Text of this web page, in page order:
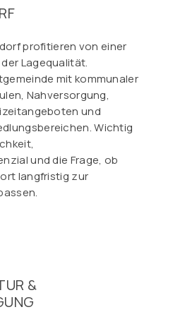
profitieren von einer
Lagequalität.
mit kommunaler
Nahversorgung,
und
Wichtig
und die Frage, ob
langfristig zur
&